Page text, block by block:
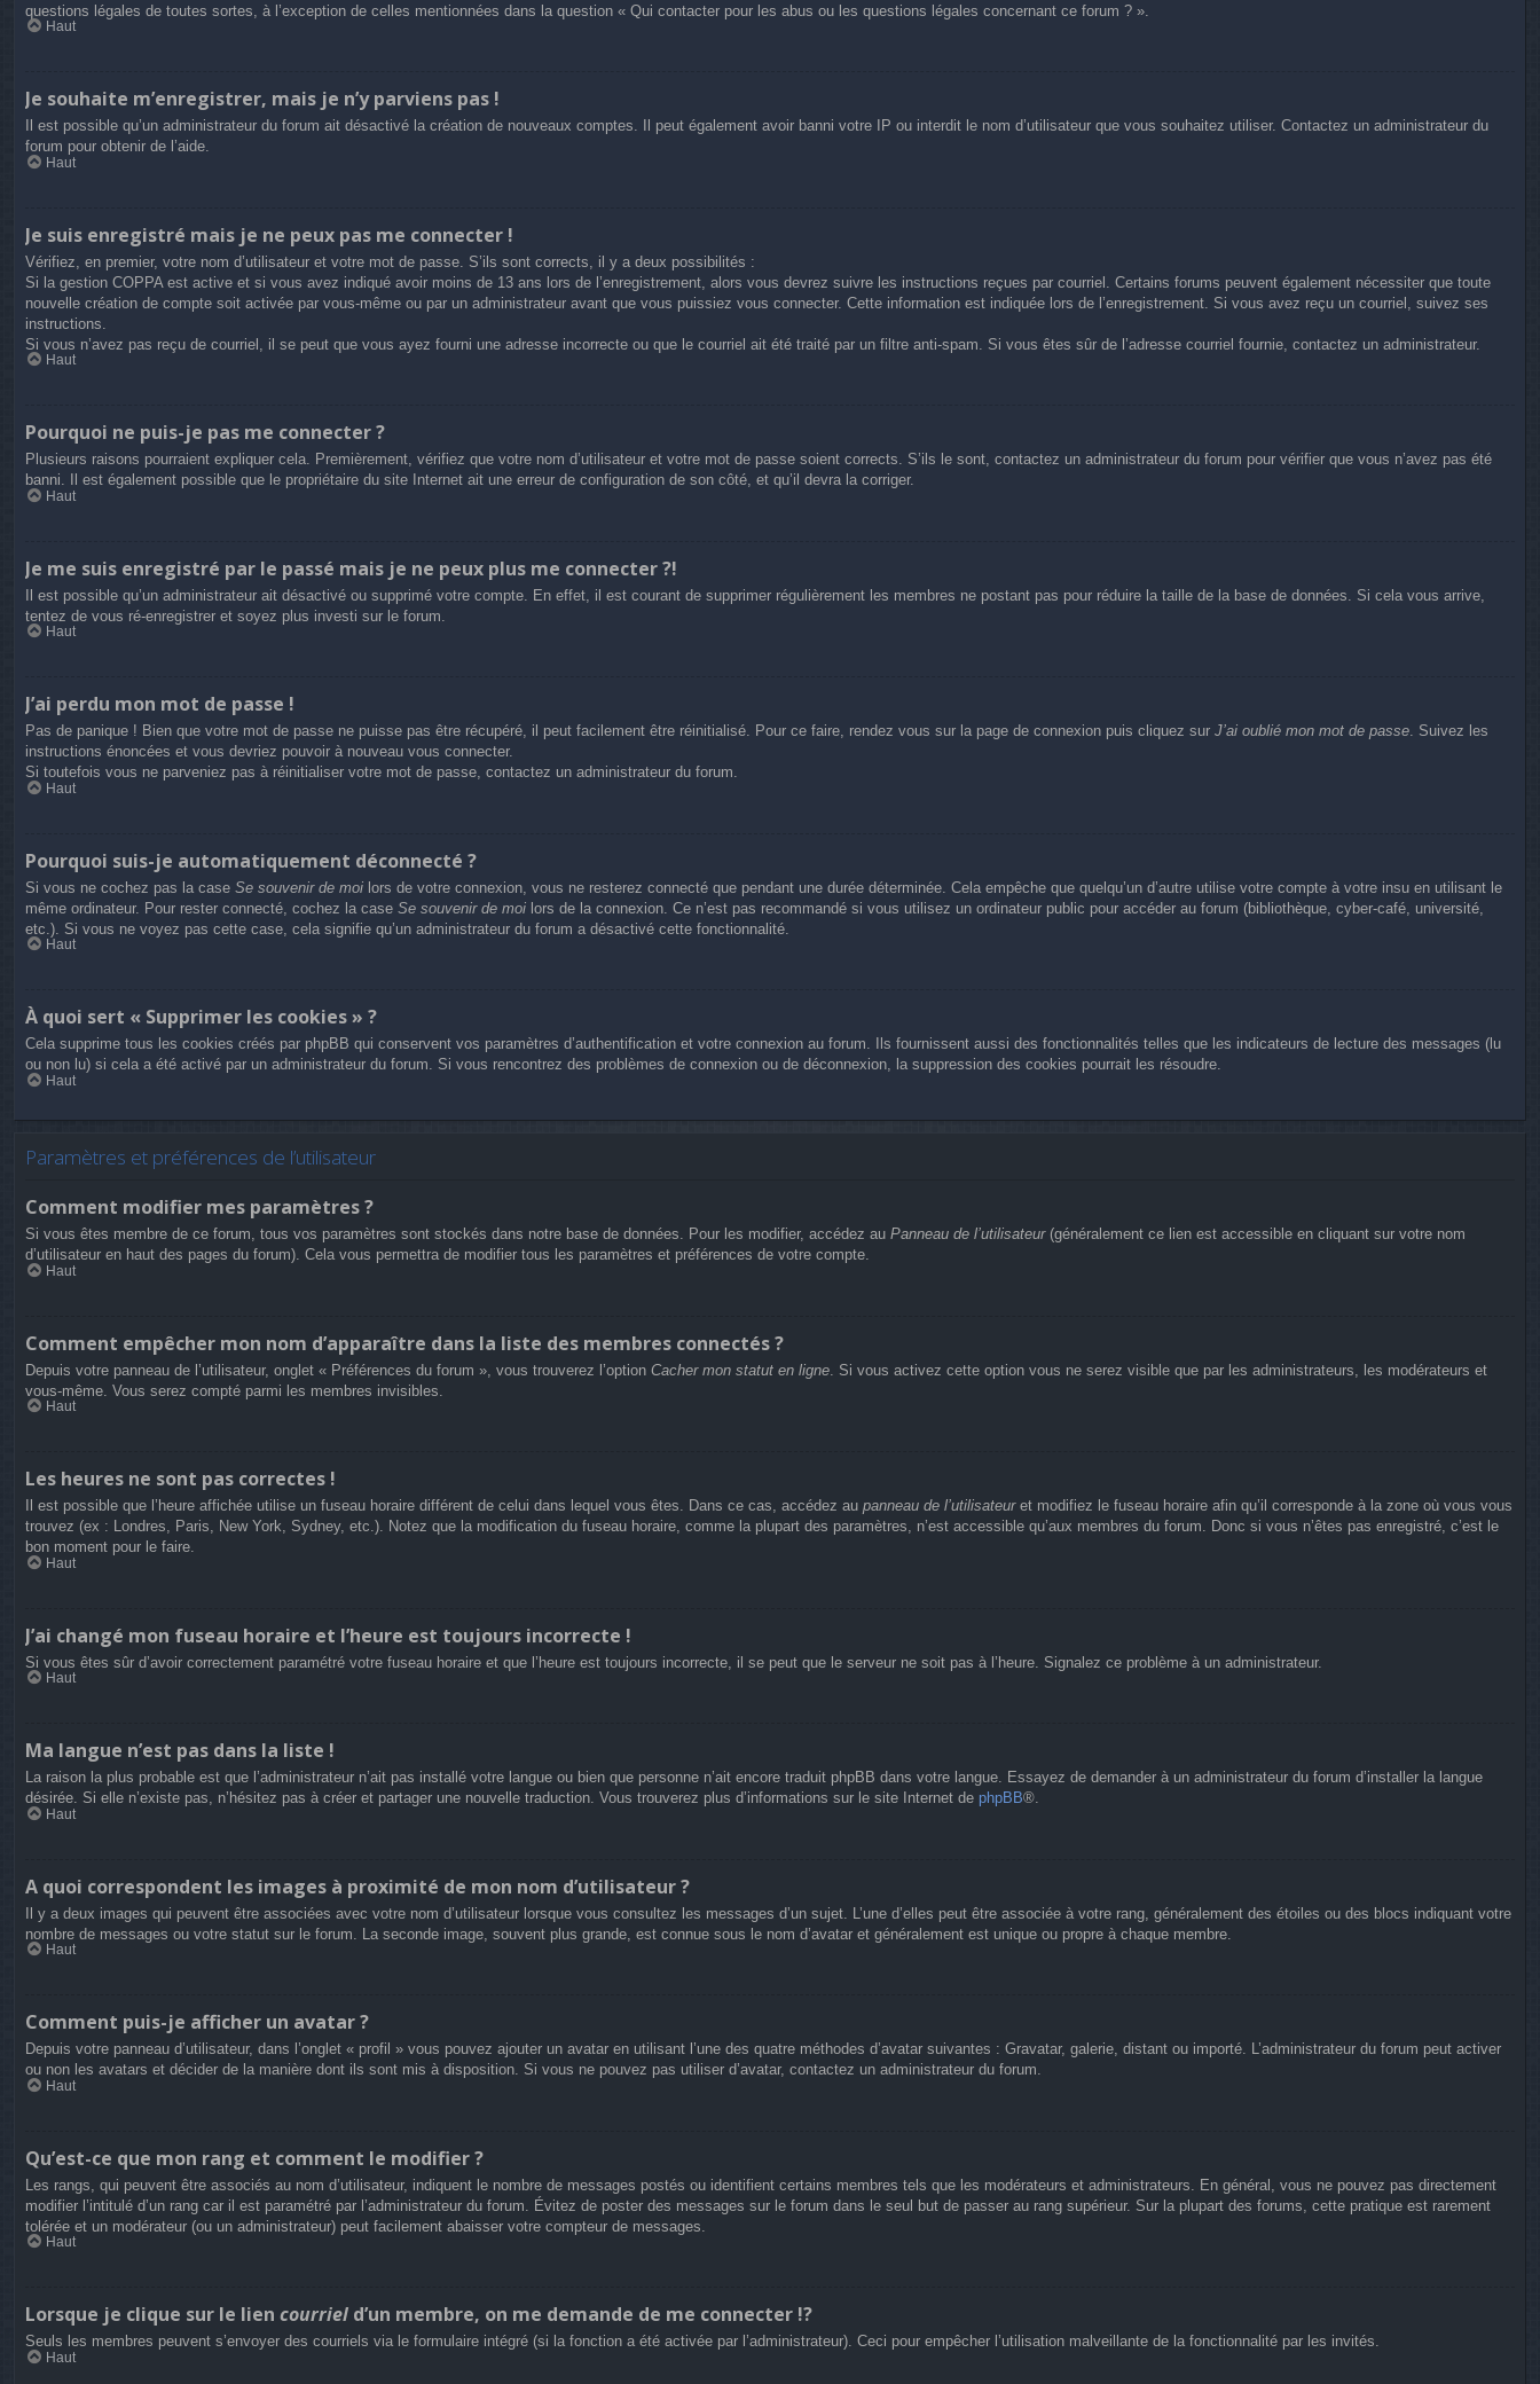
questions légales de toutes sortes, à l’exception de celles mentionnées dans la question « Qui contacter pour les abus ou les questions légales concernant ce forum ? ».
Haut
Je souhaite m’enregistrer, mais je n’y parviens pas !
Il est possible qu’un administrateur du forum ait désactivé la création de nouveaux comptes. Il peut également avoir banni votre IP ou interdit le nom d’utilisateur que vous souhaitez utiliser. Contactez un administrateur du
forum pour obtenir de l’aide.
Haut
Je suis enregistré mais je ne peux pas me connecter !
Vérifiez, en premier, votre nom d’utilisateur et votre mot de passe. S’ils sont corrects, il y a deux possibilités :
Si la gestion COPPA est active et si vous avez indiqué avoir moins de 13 ans lors de l’enregistrement, alors vous devrez suivre les instructions reçues par courriel. Certains forums peuvent également nécessiter que toute
nouvelle création de compte soit activée par vous-même ou par un administrateur avant que vous puissiez vous connecter. Cette information est indiquée lors de l’enregistrement. Si vous avez reçu un courriel, suivez ses
instructions.
Si vous n’avez pas reçu de courriel, il se peut que vous ayez fourni une adresse incorrecte ou que le courriel ait été traité par un filtre anti-spam. Si vous êtes sûr de l’adresse courriel fournie, contactez un administrateur.
Haut
Pourquoi ne puis-je pas me connecter ?
Plusieurs raisons pourraient expliquer cela. Premièrement, vérifiez que votre nom d’utilisateur et votre mot de passe soient corrects. S’ils le sont, contactez un administrateur du forum pour vérifier que vous n’avez pas été
banni. Il est également possible que le propriétaire du site Internet ait une erreur de configuration de son côté, et qu’il devra la corriger.
Haut
Je me suis enregistré par le passé mais je ne peux plus me connecter ?!
Il est possible qu’un administrateur ait désactivé ou supprimé votre compte. En effet, il est courant de supprimer régulièrement les membres ne postant pas pour réduire la taille de la base de données. Si cela vous arrive,
tentez de vous ré-enregistrer et soyez plus investi sur le forum.
Haut
J’ai perdu mon mot de passe !
Pas de panique ! Bien que votre mot de passe ne puisse pas être récupéré, il peut facilement être réinitialisé. Pour ce faire, rendez vous sur la page de connexion puis cliquez sur J’ai oublié mon mot de passe. Suivez les
instructions énoncées et vous devriez pouvoir à nouveau vous connecter.
Si toutefois vous ne parveniez pas à réinitialiser votre mot de passe, contactez un administrateur du forum.
Haut
Pourquoi suis-je automatiquement déconnecté ?
Si vous ne cochez pas la case Se souvenir de moi lors de votre connexion, vous ne resterez connecté que pendant une durée déterminée. Cela empêche que quelqu’un d’autre utilise votre compte à votre insu en utilisant le
même ordinateur. Pour rester connecté, cochez la case Se souvenir de moi lors de la connexion. Ce n’est pas recommandé si vous utilisez un ordinateur public pour accéder au forum (bibliothèque, cyber-café, université,
etc.). Si vous ne voyez pas cette case, cela signifie qu’un administrateur du forum a désactivé cette fonctionnalité.
Haut
À quoi sert « Supprimer les cookies » ?
Cela supprime tous les cookies créés par phpBB qui conservent vos paramètres d’authentification et votre connexion au forum. Ils fournissent aussi des fonctionnalités telles que les indicateurs de lecture des messages (lu
ou non lu) si cela a été activé par un administrateur du forum. Si vous rencontrez des problèmes de connexion ou de déconnexion, la suppression des cookies pourrait les résoudre.
Haut
Paramètres et préférences de l’utilisateur
Comment modifier mes paramètres ?
Si vous êtes membre de ce forum, tous vos paramètres sont stockés dans notre base de données. Pour les modifier, accédez au Panneau de l’utilisateur(généralement ce lien est accessible en cliquant sur votre nom
d’utilisateur en haut des pages du forum). Cela vous permettra de modifier tous les paramètres et préférences de votre compte.
Haut
Comment empêcher mon nom d’apparaître dans la liste des membres connectés ?
Depuis votre panneau de l’utilisateur, onglet « Préférences du forum », vous trouverez l’option Cacher mon statut en ligne . Si vous activez cette option vous ne serez visible que par les administrateurs, les modérateurs et
vous-même. Vous serez compté parmi les membres invisibles.
Haut
Les heures ne sont pas correctes !
Il est possible que l’heure affichée utilise un fuseau horaire différent de celui dans lequel vous êtes. Dans ce cas, accédez au panneau de l’utilisateuret modifiez le fuseau horaire afin qu’il corresponde à la zone où vous vous
trouvez (ex : Londres, Paris, New York, Sydney, etc.). Notez que la modification du fuseau horaire, comme la plupart des paramètres, n’est accessible qu’aux membres du forum. Donc si vous n’êtes pas enregistré, c’est le
bon moment pour le faire.
Haut
J’ai changé mon fuseau horaire et l’heure est toujours incorrecte !
Si vous êtes sûr d’avoir correctement paramétré votre fuseau horaire et que l’heure est toujours incorrecte, il se peut que le serveur ne soit pas à l’heure. Signalez ce problème à un administrateur.
Haut
Ma langue n’est pas dans la liste !
La raison la plus probable est que l’administrateur n’ait pas installé votre langue ou bien que personne n’ait encore traduit phpBB dans votre langue. Essayez de demander à un administrateur du forum d’installer la langue
désirée. Si elle n’existe pas, n’hésitez pas à créer et partager une nouvelle traduction. Vous trouverez plus d’informations sur le site Internet de phpBB®.
Haut
A quoi correspondent les images à proximité de mon nom d’utilisateur ?
Il y a deux images qui peuvent être associées avec votre nom d’utilisateur lorsque vous consultez les messages d’un sujet. L’une d’elles peut être associée à votre rang, généralement des étoiles ou des blocs indiquant votre
nombre de messages ou votre statut sur le forum. La seconde image, souvent plus grande, est connue sous le nom d’avatar et généralement est unique ou propre à chaque membre.
Haut
Comment puis-je afficher un avatar ?
Depuis votre panneau d’utilisateur, dans l’onglet « profil » vous pouvez ajouter un avatar en utilisant l’une des quatre méthodes d’avatar suivantes : Gravatar, galerie, distant ou importé. L’administrateur du forum peut activer
ou non les avatars et décider de la manière dont ils sont mis à disposition. Si vous ne pouvez pas utiliser d’avatar, contactez un administrateur du forum.
Haut
Qu’est-ce que mon rang et comment le modifier ?
Les rangs, qui peuvent être associés au nom d’utilisateur, indiquent le nombre de messages postés ou identifient certains membres tels que les modérateurs et administrateurs. En général, vous ne pouvez pas directement
modifier l’intitulé d’un rang car il est paramétré par l’administrateur du forum. Évitez de poster des messages sur le forum dans le seul but de passer au rang supérieur. Sur la plupart des forums, cette pratique est rarement
tolérée et un modérateur (ou un administrateur) peut facilement abaisser votre compteur de messages.
Haut
Lorsque je clique sur le lien courriel d’un membre, on me demande de me connecter !?
Seuls les membres peuvent s’envoyer des courriels via le formulaire intégré (si la fonction a été activée par l’administrateur). Ceci pour empêcher l’utilisation malveillante de la fonctionnalité par les invités.
Haut